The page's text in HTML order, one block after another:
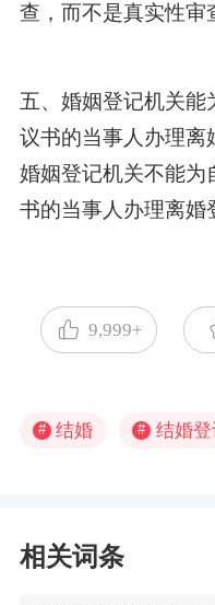
查，而不是真实性审
五、婚姻登记机关能
议书的当事人办理离
婚姻登记机关不能为
书的当事人办理离婚
9,999+
# 结婚 # 结婚登
相关词条